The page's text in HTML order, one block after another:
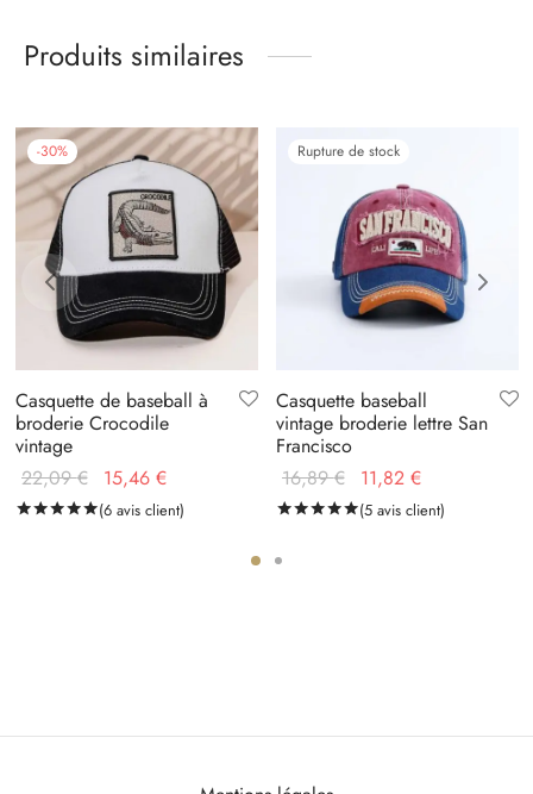
Produits similaires
client
-30%
Casquette de baseball à
broderie Crocodile
vintage
22,09€
Le prix
initial
15,46 €
actuel
Notésur 5 basé sur notations client
(6avis client)
Rupture de stock
Casquette baseball
vintage broderie lettre San
Francisco
16,89€
Le prix
initial
11,82 €
actuel
Notésur 5 basé sur
(5avis client)